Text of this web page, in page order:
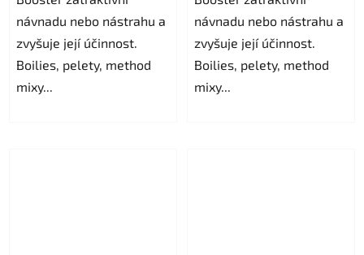
návnadu nebo nástrahu a
zvyšuje její účinnost.
Boilies, pelety, method
mixy...
là
5,0
trên
návnadu nebo nástrahu a
zvyšuje její účinnost.
Boilies, pelety, method
mixy...